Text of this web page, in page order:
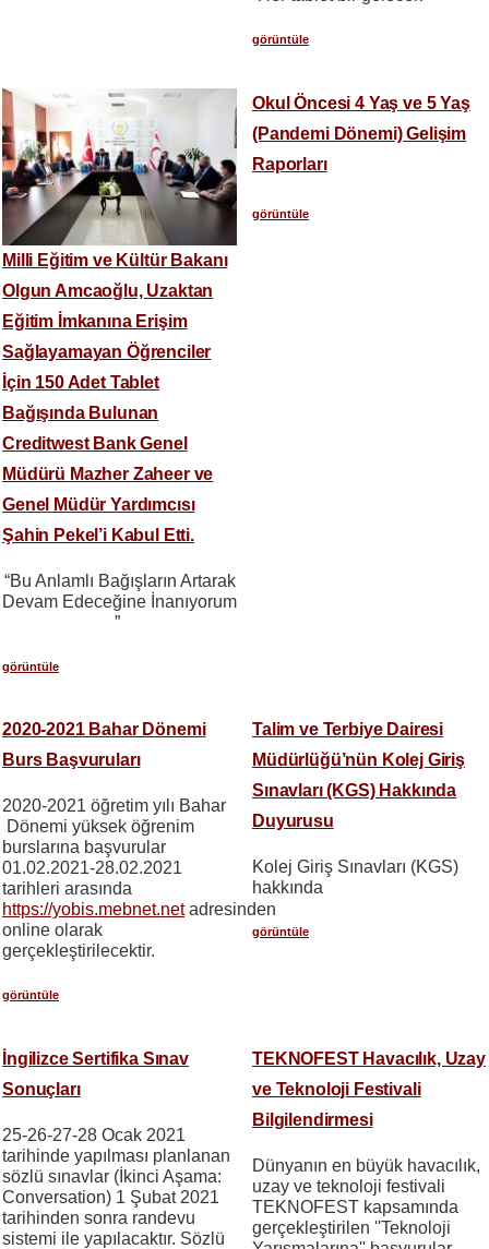
görüntüle
Milli Eğitim ve Kültür Bakanı
Olgun Amcaoğlu, Uzaktan
Eğitim İmkanına Erişim
Sağlayamayan Öğrenciler
İçin 150 Adet Tablet
Bağışında Bulunan
Creditwest Bank Genel
Müdürü Mazher Zaheer ve
Genel Müdür Yardımcısı
Şahin Pekel’i Kabul Etti.
“Bu Anlamlı Bağışların Artarak
Devam Edeceğine İnanıyorum
”
görüntüle
Okul Öncesi 4 Yaş ve 5 Yaş
(Pandemi Dönemi) Gelişim
Raporları
görüntüle
2020-2021 Bahar Dönemi
Burs Başvuruları
2020-2021 öğretim yılı Bahar
Dönemi yüksek öğrenim
burslarına başvurular
01.02.2021-28.02.2021
tarihleri arasında
https://yobis.mebnet.netadresinden
online olarak
gerçekleştirilecektir.
görüntüle
Talim ve Terbiye Dairesi
Müdürlüğü’nün Kolej Giriş
Sınavları (KGS) Hakkında
Duyurusu
Kolej Giriş Sınavları (KGS)
hakkında
görüntüle
İngilizce Sertifika Sınav
Sonuçları
25-26-27-28 Ocak 2021
tarihinde yapılması planlanan
sözlü sınavlar (İkinci Aşama:
Conversation) 1 Şubat 2021
tarihinden sonra randevu
sistemi ile yapılacaktır. Sözlü
TEKNOFEST Havacılık, Uzay
ve Teknoloji Festivali
Bilgilendirmesi
Dünyanın en büyük havacılık,
uzay ve teknoloji festivali
TEKNOFEST kapsamında
gerçekleştirilen ''Teknoloji